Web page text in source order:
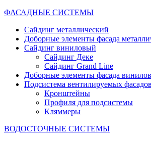
ФАСАДНЫЕ СИСТЕМЫ
Сайдинг металлический
Доборные элементы фасада
Сайдинг виниловый
Сайдинг Деке
Сайдинг Grand Line
Доборные элементы фасада
Подсистема вентилируемых фасадов
Кронштейны
Профиля для подсистемы
Кляммеры
ВОДОСТОЧНЫЕ СИСТЕМЫ